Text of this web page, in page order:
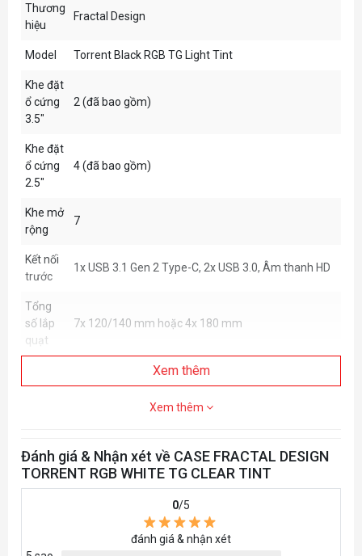
Thương
hiệu
Fractal Design
Model Torrent Black RGB TG Light Tint
Khe đặt
ổ cứng
3.5"
2 (đã bao gồm)
Khe đặt
ổ cứng
2.5"
4 (đã bao gồm)
Khe mở
rộng
7
Kết nối
trước
1x USB 3.1 Gen 2 Type-C, 2x USB 3.0, Âm thanh HD
Tổng
số lắp
quạt
7x 120/140 mm hoặc 4x 180 mm
3x 120/140 mm hoặc 2x 180 mm (2x Dynamic GP-
18 đi kèm trong phiên bản tiêu chuẩn, 2x Prisma AL-
18 trong phiên bản RGB)
Xem thêm
Xem thêm
Đánh giá & Nhận xét về CASE FRACTAL DESIGN
TORRENT RGB WHITE TG CLEAR TINT
0/5
đánh giá & nhận xét